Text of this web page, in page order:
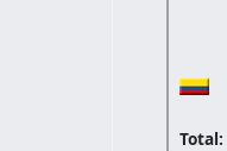
Total: